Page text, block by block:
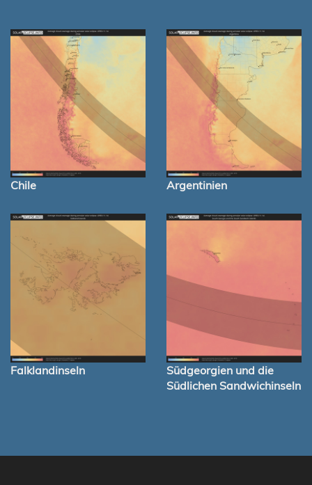
Chile Argentinien
Falklandinseln
Südgeorgien und die
Südlichen Sandwichinseln